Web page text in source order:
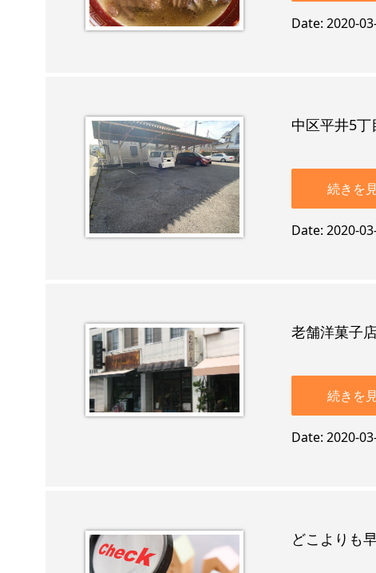
Date 2020-
中区平井5
続きを
Date 2020-
老舗洋菓子
続きを
Date 2020-
どこよりも